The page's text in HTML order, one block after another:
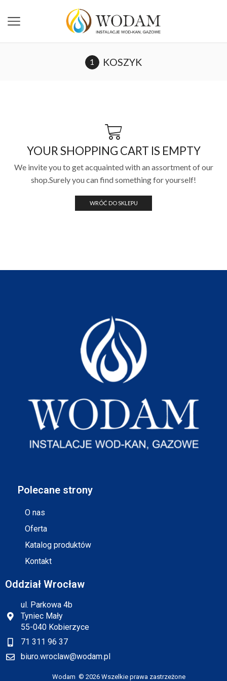
KOSZYK
YOUR SHOPPING CART IS EMPTY
We invite you to get acquainted with an assortment of our
shop.Surely you can find something for yourself!
WRÓĆ DO SKLEPU
Polecane strony
O nas
Oferta
Katalog produktów
Kontakt
Oddział Wrocław
ul. Parkowa 4b
Tyniec Mały
55-040 Kobierzyce
71 311 96 37
biuro.wroclaw@wodam.pl
Wodam © 2026 Wszelkie prawa zastrzeżone